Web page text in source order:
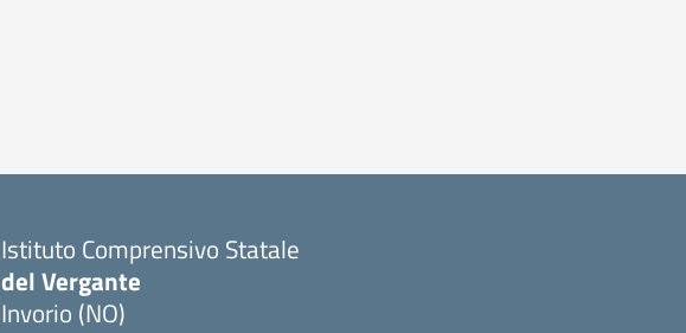
Istituto Comprensivo Statale
del Vergante
Invorio (NO)